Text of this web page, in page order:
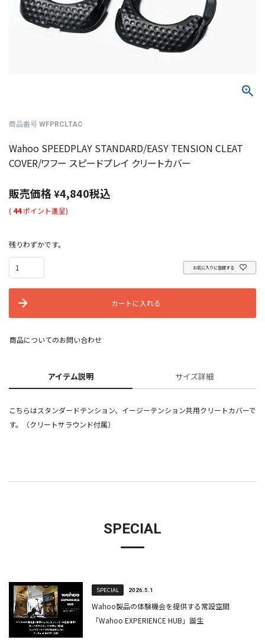
商品番号 WFPRCLTAC
Wahoo SPEEDPLAY STANDARD/EASY TENSION CLEAT
COVER/ワフー スピードプレイ クリートカバー
販売価格¥4,840税込
( 44ポイント進呈)
残りわずかです。
お気に入りに登録する
カートに入れる
商品についてのお問い合わせ
アイテム説明 サイズ詳細
こちらはスタンダードテンション、イージーテンション共用クリートカバーで
す。（クリートサラウンド付属）
SPECIAL